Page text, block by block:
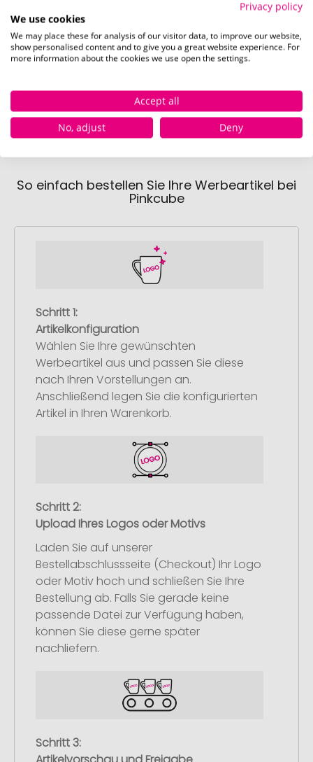
So einfach bestellen Sie Ihre Werbeartikel bei
Pinkcube
Schritt 1:
Artikelkonfiguration
Wählen Sie Ihre gewünschten
Werbeartikel aus und passen Sie diese
nach Ihren Vorstellungen an.
Anschließend legen Sie die konfigurierten
Artikel in Ihren Warenkorb.
Schritt 2:
Upload Ihres Logos oder Motivs
Laden Sie auf unserer
Bestellabschlussseite (Checkout) Ihr Logo
oder Motiv hoch und schließen Sie Ihre
Bestellung ab. Falls Sie gerade keine
passende Datei zur Verfügung haben,
können Sie diese gerne später
nachliefern.
Schritt 3:
Privacy policy
We use cookies
We may place these for analysis of our visitor data, to improve our website,
show personalised content and to give you a great website experience. For
more information about the cookies we use open the settings.
Accept all
No, adjust
Deny